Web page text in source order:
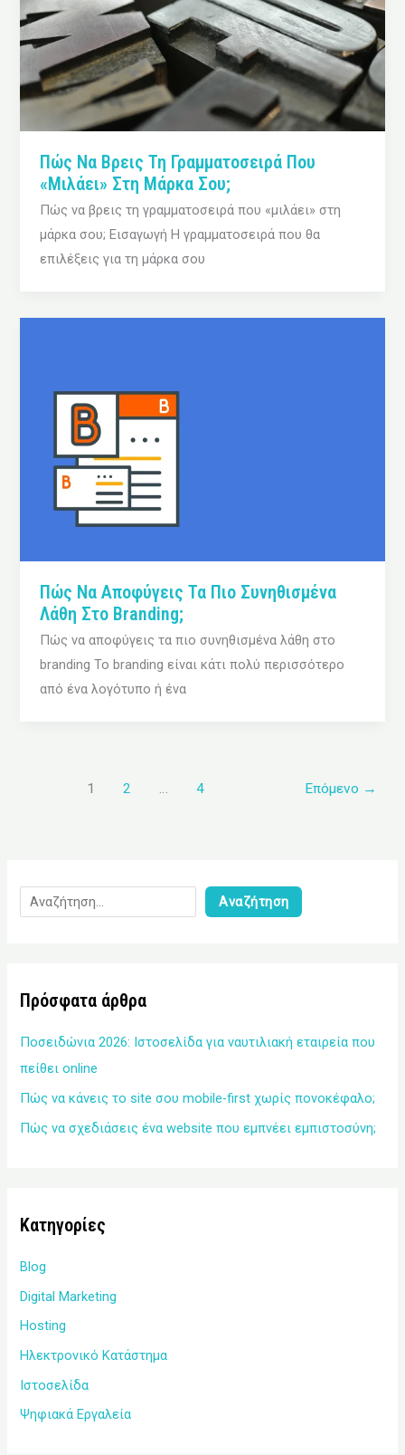
Πώς Να Βρεις Τη Γραμματοσειρά Που
«μιλάει» Στη Μάρκα Σου;
Πώς να βρεις τη γραμματοσειρά που «μιλάει» στη
μάρκα σου; Εισαγωγή Η γραμματοσειρά που θα
επιλέξεις για τη μάρκα σου
Πώς Να Αποφύγεις Τα Πιο Συνηθισμένα
Λάθη Στο Branding;
Πώς να αποφύγεις τα πιο συνηθισμένα λάθη στο
branding Το branding είναι κάτι πολύ περισσότερο
από ένα λογότυπο ή ένα
1 2 … 4 Επόμενο →
Αναζήτηση
Πρόσφατα άρθρα
Ποσειδώνια 2026: Ιστοσελίδα για ναυτιλιακή εταιρεία που
πείθει online
Πώς να κάνεις το site σου mobile-first χωρίς πονοκέφαλο;
Πώς να σχεδιάσεις ένα website που εμπνέει εμπιστοσύνη;
Kατηγορίες
Blog
Digital Marketing
Hosting
Ηλεκτρονικό Κατάστημα
Ιστοσελίδα
Ψηφιακά Εργαλεία